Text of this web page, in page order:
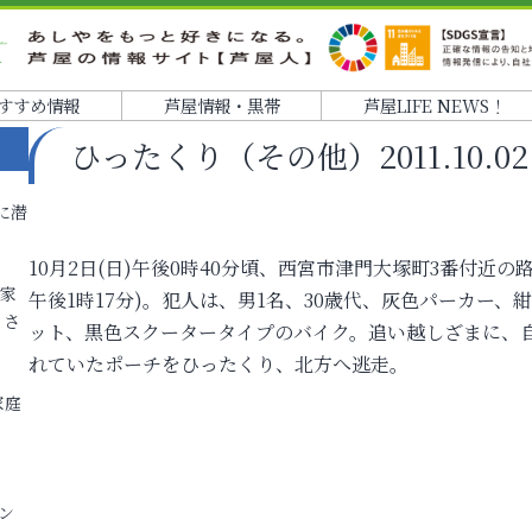
すめ情報 芦屋情報・黒帯 芦屋LIFE NEWS！
ひったくり（その他）
10月2日(日)午後0時40分頃、西宮市津門大塚町3番付近の
午後1時17分)。犯人は、男1名、30歳代、灰色パーカー、
ット、黒色スクータータイプのバイク。追い越しざまに
れていたポーチをひったくり、北方へ逃走。
潜